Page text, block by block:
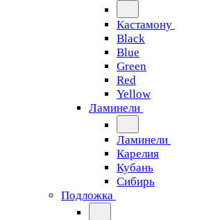
Кастамону
Black
Blue
Green
Red
Yellow
Ламинели
Ламинели
Карелия
Кубань
Сибирь
Подложка